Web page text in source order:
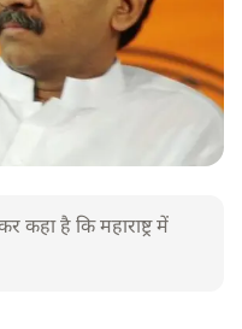
कहा है कि महाराष्ट्र में